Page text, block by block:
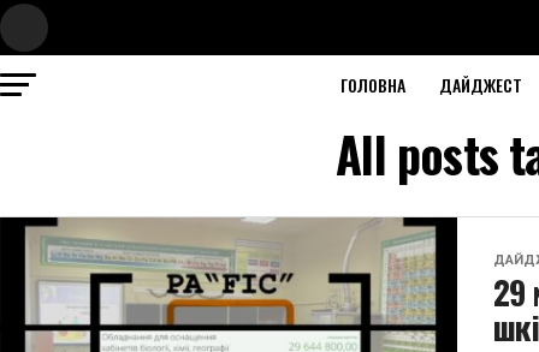
ГОЛОВНА ДАЙДЖЕСТ
All posts
29